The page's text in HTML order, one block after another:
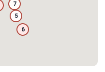
7
5
6